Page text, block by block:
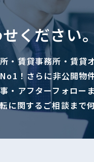
ください。
・賃貸事務所・賃貸
！さらに非公開物
・アフターフォロー
に関するご相談まで